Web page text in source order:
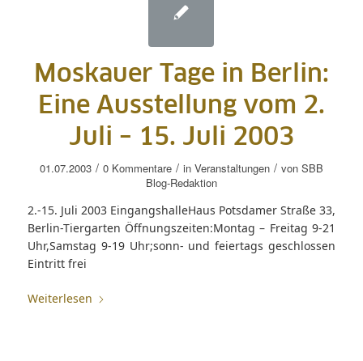
Moskauer Tage in Berlin:
Eine Ausstellung vom 2.
Juli – 15. Juli 2003
01.07.2003 / 0 Kommentare / in Veranstaltungen / von SBB
Blog-Redaktion
2.-15. Juli 2003 EingangshalleHaus Potsdamer Straße 33,
Berlin-Tiergarten Öffnungszeiten:Montag – Freitag 9-21
Uhr,Samstag 9-19 Uhr;sonn- und feiertags geschlossen
Eintritt frei
Weiterlesen